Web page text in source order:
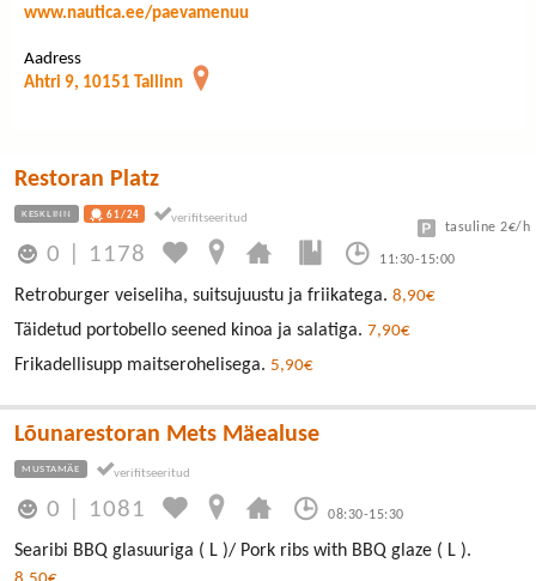
www.nautica.ee/paevamenuu
Aadress
Ahtri 9, 10151 Tallinn
Restoran Platz
KESKLINN 61/24
0 1178 11:30-15:00
tasuline 2€/h
Retroburger veiseliha, suitsujuustu ja friikatega. 8,90€
Täidetud portobello seened kinoa ja salatiga. 7,90€
Frikadellisupp maitserohelisega. 5,90€
Lõunarestoran Mets Mäealuse
MUSTAMÄE
0 1081 08:30-15:30
Searibi BBQ glasuuriga ( L )/ Pork ribs with BBQ glaze ( L ).